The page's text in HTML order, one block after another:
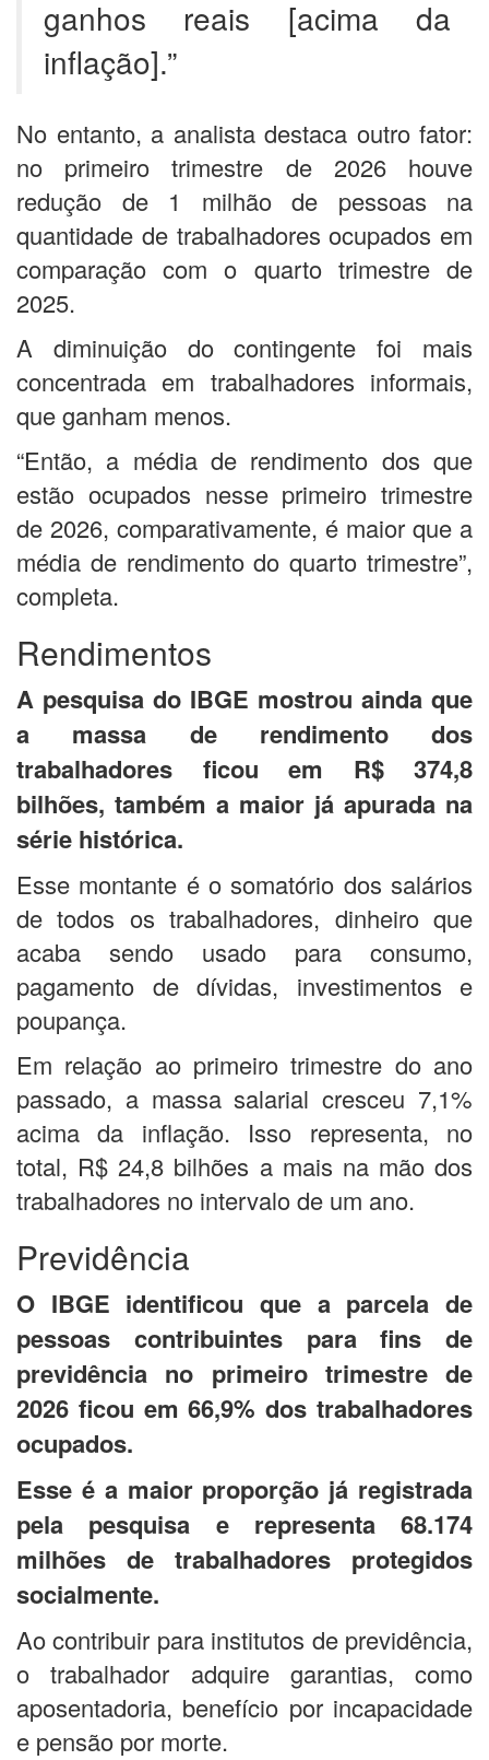
ganhos reais [acima da
inflação].”
No entanto, a analista destaca outro fator:
no primeiro trimestre de 2026 houve
redução de 1 milhão de pessoas na
quantidade de trabalhadores ocupados em
comparação com o quarto trimestre de
2025.
A diminuição do contingente foi mais
concentrada em trabalhadores informais,
que ganham menos.
“Então, a média de rendimento dos que
estão ocupados nesse primeiro trimestre
de 2026, comparativamente, é maior que a
média de rendimento do quarto trimestre”,
completa.
Rendimentos
A pesquisa do IBGE mostrou ainda que
a massa de rendimento dos
trabalhadores ficou em R$ 374,8
bilhões, também a maior já apurada na
série histórica.
Esse montante é o somatório dos salários
de todos os trabalhadores, dinheiro que
acaba sendo usado para consumo,
pagamento de dívidas, investimentos e
poupança.
Em relação ao primeiro trimestre do ano
passado, a massa salarial cresceu 7,1%
acima da inflação. Isso representa, no
total, R$ 24,8 bilhões a mais na mão dos
trabalhadores no intervalo de um ano.
Previdência
O IBGE identificou que a parcela de
pessoas contribuintes para fins de
previdência no primeiro trimestre de
2026 ficou em 66,9% dos trabalhadores
ocupados.
Esse é a maior proporção já registrada
pela pesquisa e representa 68.174
milhões de trabalhadores protegidos
socialmente.
Ao contribuir para institutos de previdência,
o trabalhador adquire garantias, como
aposentadoria, benefício por incapacidade
e pensão por morte.